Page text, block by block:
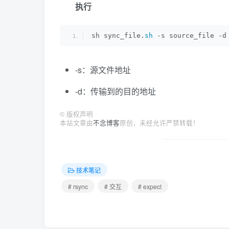
$path/
{
do
                ip=`echo $iplist
                echo -e
                echo
"ssh
"s;rsync -
                sed -i
        done
< $path/
执行
sh sync_file. sh -s source_file -d
-s：源文件地址
-d：传输到的目的地址
© 版权声明
本站文章由不念博客原创，未经允许严禁转载！
技术笔记
# rsync
# 交互 # expect